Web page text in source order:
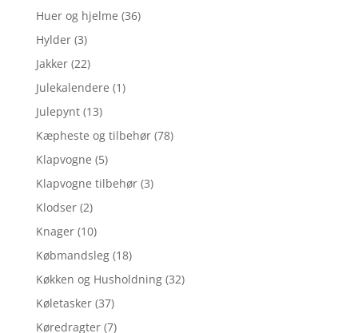
Huer og hjelme (36)
Hylder (3)
Jakker (22)
Julekalendere (1)
Julepynt (13)
Kæpheste og tilbehør (78)
Klapvogne (5)
Klapvogne tilbehør (3)
Klodser (2)
Knager (10)
Købmandsleg (18)
Køkken og Husholdning (32)
Køletasker (37)
Køredragter (7)